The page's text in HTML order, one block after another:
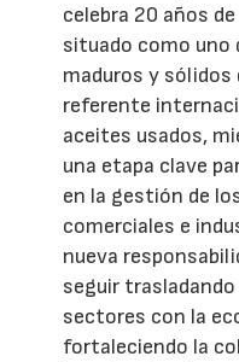
celebra 20 años
situado como uno
maduros y sólidos
referente
aceites usados,
una etapa clave
en la gestión de
comerciales e
nueva
seguir
sectores con la
fortaleciendo la